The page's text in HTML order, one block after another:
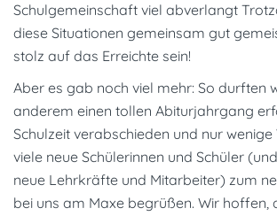
Schulgemeinschaft viel abverlangt
diese Situationen gemeinsam gut
stolz auf das Erreichte sein!
Aber es gab noch viel mehr: So durften
anderem einen tollen Abiturjahrgang
Schulzeit verabschieden und nur
viele neue Schülerinnen und Schüler
neue Lehrkräfte und Mitarbeiter) zum
bei uns am Maxe begrüßen. Wir hoffen,